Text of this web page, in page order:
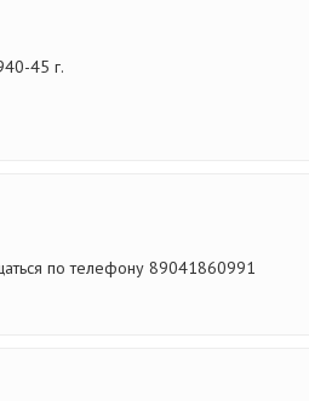
45 г.
по телефону 89041860991